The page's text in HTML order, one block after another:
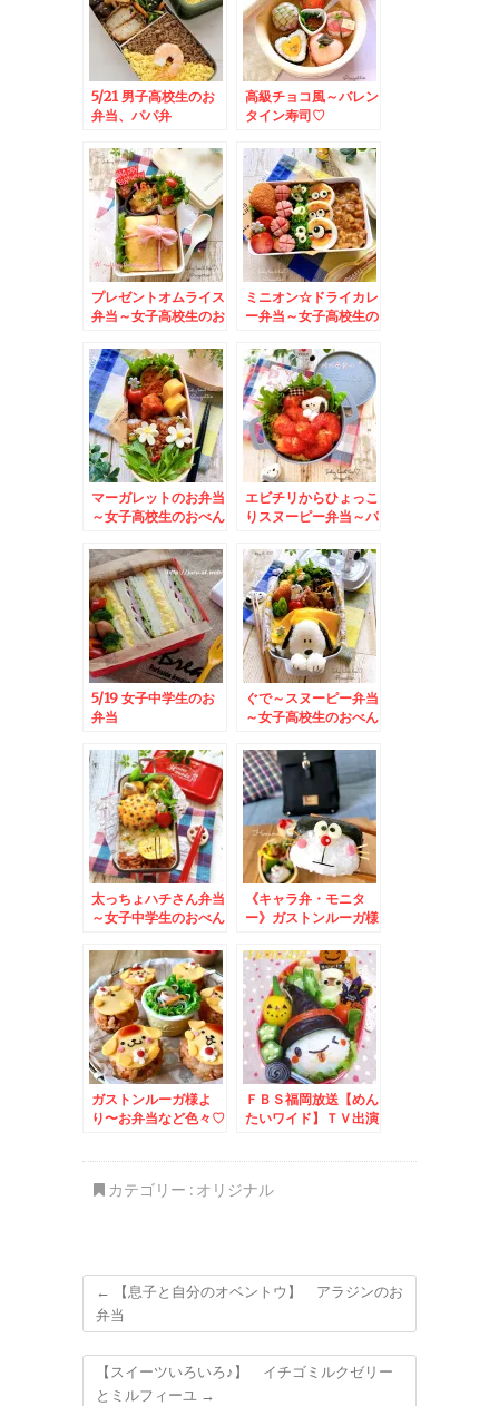
5/21 男子高校生のお
弁当、パパ弁
高級チョコ風～バレン
タイン寿司♡
プレゼントオムライス
弁当～女子高校生のお
ミニオン☆ドライカレ
ー弁当～女子高校生の
マーガレットのお弁当
～女子高校生のおべん
エビチリからひょっこ
りスヌーピー弁当～パ
5/19 女子中学生のお
弁当
ぐで～スヌーピー弁当
～女子高校生のおべん
太っちょハチさん弁当
～女子中学生のおべん
《キャラ弁・モニタ
ー》ガストンルーガ様
り方♡最近作った
色々〜
ガストンルーガ様よ
り〜お弁当など色々♡
ＦＢＳ福岡放送【めん
たいワイド】ＴＶ出演
カテゴリー : オリジナル
←
【息子と自分のオベントウ】 アラジンのお
弁当
【スイーツいろいろ♪】 イチゴミルクゼリー
とミルフィーユ →